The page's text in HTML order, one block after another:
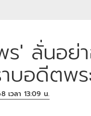
ร' ลั่นอย่
บอดีตพร
เวลา 13:09 น.